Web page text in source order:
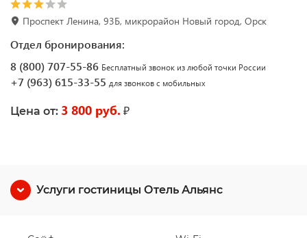
Проспект Ленина, 93Б, микрорайон Новый город, Орск
Отдел бронирования:
8 (800) 707-55-86 Бесплатный звонок из любой точки России
+7 (963) 615-33-55 для звонков с мобильных
Цена от: 3 800 руб. ₽
Услуги гостиницы Отель Альянс